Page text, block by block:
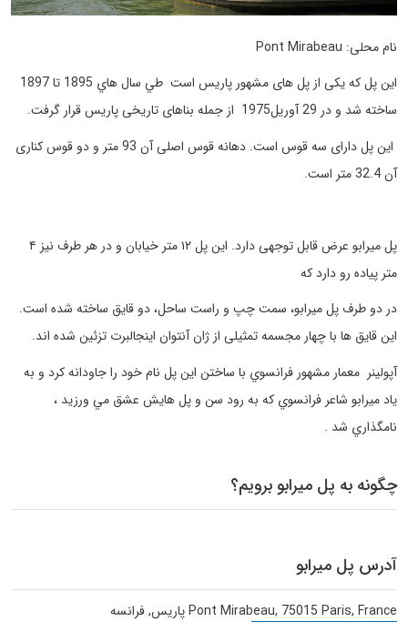
نام محلی: Pont Mirabeau
اين پل که یکی از پل های مشهور پاریس است طي سال هاي 1895 تا 1897
ساخته شد و در 29 آوریل1975 از جمله بناهای تاریخی پاریس قرار گرفت.
این پل دارای سه قوس است. دهانه قوس اصلی آن 93 متر و دو قوس کناری
آن 32.4 متر است.
پل میرابو عرض قابل توجهی دارد. این پل ۱۲ متر خیابان و در هر طرف نیز ۴
متر پیاده رو دارد که
در دو طرف پل میرابو، سمت چپ و راست ساحل، دو قایق ساخته شده است.
این قایق ها با چهار مجسمه تمثیلی از ژان آنتوان اینجالبرت تزئین شده اند.
آپولينر معمار مشهور فرانسوي با ساختن اين پل نام خود را جاودانه كرد و به
ياد ميرابو شاعر فرانسوي كه به رود سن و پل هايش عشق مي ورزيد ،
نامگذاري شد .
چگونه به پل میرابو برویم؟
آدرس پل میرابو
Pont Mirabeau, 75015 Paris, Franceپاریس,فرانسه